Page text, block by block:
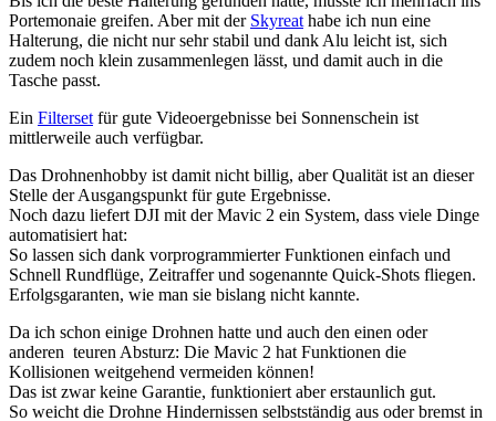
Portemonaie greifen. Aber mit der Skyreat habe ich nun eine
Halterung, die nicht nur sehr stabil und dank Alu leicht ist, sich
zudem noch klein zusammenlegen lässt, und damit auch in die
Tasche passt.
Ein Filterset für gute Videoergebnisse bei Sonnenschein ist
mittlerweile auch verfügbar.
Das Drohnenhobby ist damit nicht billig, aber Qualität ist an dieser
Stelle der Ausgangspunkt für gute Ergebnisse.
Noch dazu liefert DJI mit der Mavic 2 ein System, dass viele Dinge
automatisiert hat:
So lassen sich dank vorprogrammierter Funktionen einfach und
Schnell Rundflüge, Zeitraffer und sogenannte Quick-Shots fliegen.
Erfolgsgaranten, wie man sie bislang nicht kannte.
Da ich schon einige Drohnen hatte und auch den einen oder
anderen teuren Absturz: Die Mavic 2 hat Funktionen die
Kollisionen weitgehend vermeiden können!
Das ist zwar keine Garantie, funktioniert aber erstaunlich gut.
So weicht die Drohne Hindernissen selbstständig aus oder bremst in